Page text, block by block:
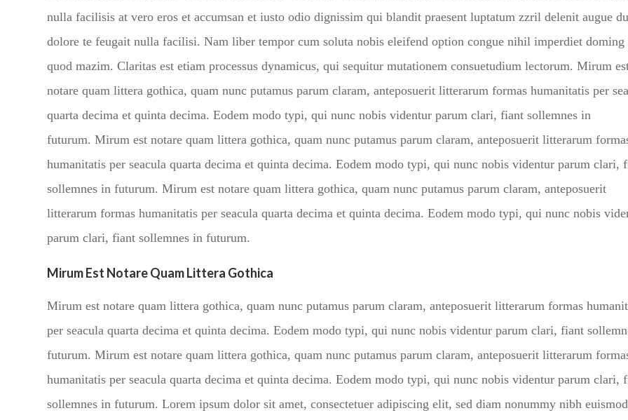
nulla facilisis at vero eros et accumsan et iusto odio dignissim qui blandit praesent luptatum zzril delenit augue
dolore te feugait nulla facilisi. Nam liber tempor cum soluta nobis eleifend option congue nihil imperdiet doming
quod mazim. Claritas est etiam processus dynamicus, qui sequitur mutationem consuetudium lectorum. Mirum
notare quam littera gothica, quam nunc putamus parum claram, anteposuerit litterarum formas humanitatis per
quarta decima et quinta decima. Eodem modo typi, qui nunc nobis videntur parum clari, fiant sollemnes in
futurum. Mirum est notare quam littera gothica, quam nunc putamus parum claram, anteposuerit litterarum
humanitatis per seacula quarta decima et quinta decima. Eodem modo typi, qui nunc nobis videntur parum clari,
sollemnes in futurum. Mirum est notare quam littera gothica, quam nunc putamus parum claram, anteposuerit
litterarum formas humanitatis per seacula quarta decima et quinta decima. Eodem modo typi, qui nunc nobis
parum clari, fiant sollemnes in futurum.
Mirum Est Notare Quam Littera Gothica
Mirum est notare quam littera gothica, quam nunc putamus parum claram, anteposuerit litterarum formas
per seacula quarta decima et quinta decima. Eodem modo typi, qui nunc nobis videntur parum clari, fiant
futurum. Mirum est notare quam littera gothica, quam nunc putamus parum claram, anteposuerit litterarum
humanitatis per seacula quarta decima et quinta decima. Eodem modo typi, qui nunc nobis videntur parum clari,
sollemnes in futurum. Lorem ipsum dolor sit amet, consectetuer adipiscing elit, sed diam nonummy nibh euismod